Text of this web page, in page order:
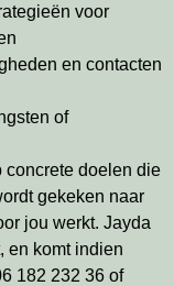
voor
en contacten
of
concrete doelen die
gekeken naar
jou werkt. Jayda
en komt indien
182 232 36 of